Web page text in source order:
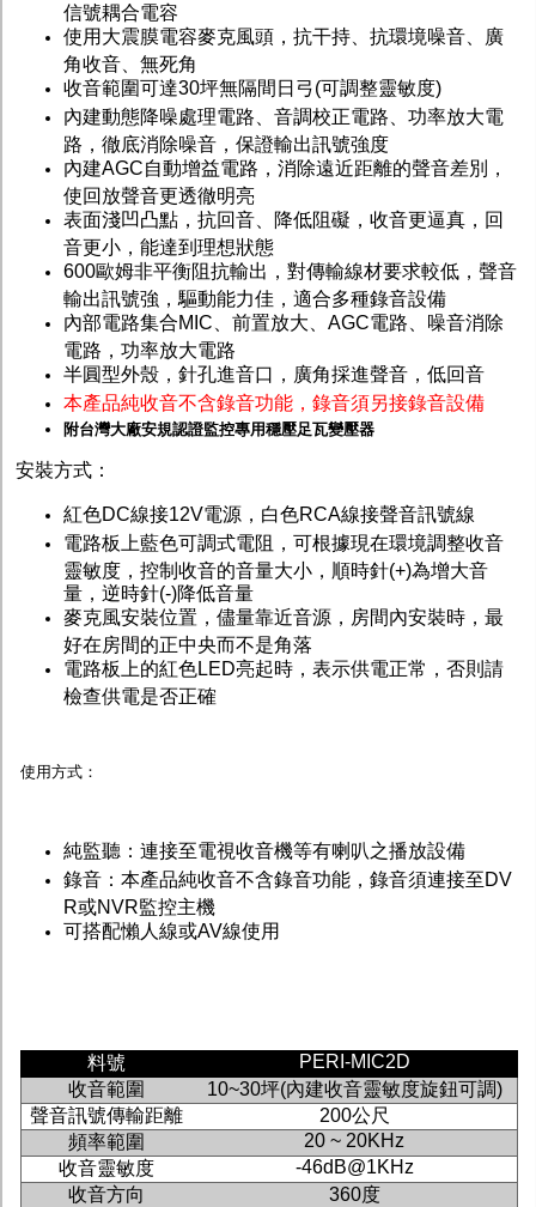
信號耦合電容
使用大震膜電容麥克風頭，抗干持、抗環境噪音、廣
角收音、無死角
收音範圍可達30坪無隔間日弓(可調整靈敏度)
內建動態降噪處理電路、音調校正電路、功率放大電
路，徹底消除噪音，保證輸出訊號強度
內建AGC自動增益電路，消除遠近距離的聲音差別，
使回放聲音更透徹明亮
表面淺凹凸點，抗回音、降低阻礙，收音更逼真，回
音更小，能達到理想狀態
600歐姆非平衡阻抗輸出，對傳輸線材要求較低，聲音
輸出訊號強，驅動能力佳，適合多種錄音設備
內部電路集合MIC、前置放大、AGC電路、噪音消除
電路，功率放大電路
半圓型外殼，針孔進音口，廣角採進聲音，低回音
本產品純收音不含錄音功能，錄音須另接錄音設備
附台灣大廠安規認證監控專用穩壓足瓦變壓器
安裝方式：
紅色DC線接12V電源，白色RCA線接聲音訊號線
電路板上藍色可調式電阻，可根據現在環境調整收音
靈敏度，控制收音的音量大小，順時針(+)為增大音
量，逆時針(-)降低音量
麥克風安裝位置，儘量靠近音源，房間內安裝時，最
好在房間的正中央而不是角落
電路板上的紅色LED亮起時，表示供電正常，否則請
檢查供電是否正確
使用方式：
純監聽：連接至電視收音機等有喇叭之播放設備
錄音：本產品純收音不含錄音功能，錄音須連接至DV
R或NVR監控主機
可搭配懶人線或AV線使用
料號
PERI-MIC2D
收音範圍
10~30坪(內建收音靈敏度旋鈕可調)
聲音訊號傳輸距離
200公尺
頻率範圍
20 ~ 20KHz
收音靈敏度
-46dB@1KHz
收音方向
360度